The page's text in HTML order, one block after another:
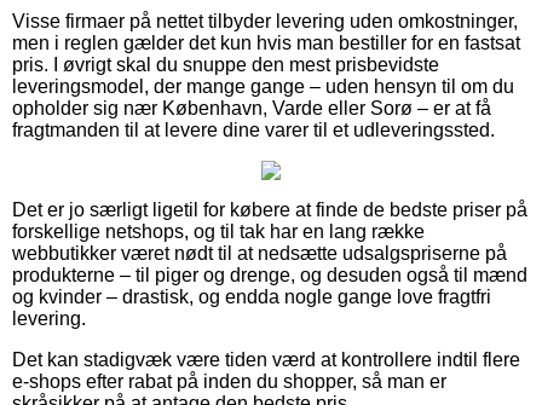
Visse firmaer på nettet tilbyder levering uden omkostninger,
men i reglen gælder det kun hvis man bestiller for en fastsat
pris. I øvrigt skal du snuppe den mest prisbevidste
leveringsmodel, der mange gange – uden hensyn til om du
opholder sig nær København, Varde eller Sorø – er at få
fragtmanden til at levere dine varer til et udleveringssted.
Det er jo særligt ligetil for købere at finde de bedste priser på
forskellige netshops, og til tak har en lang række
webbutikker været nødt til at nedsætte udsalgspriserne på
produkterne – til piger og drenge, og desuden også til mænd
og kvinder – drastisk, og endda nogle gange love fragtfri
levering.
Det kan stadigvæk være tiden værd at kontrollere indtil flere
e-shops efter rabat på inden du shopper, så man er